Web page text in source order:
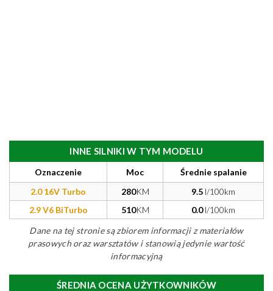
INNE SILNIKI W TYM MODELU
Oznaczenie Moc
Średnie spalanie
2.0 16V Turbo
280KM 9.5 l/100km
2.9 V6 BiTurbo
510KM 0.0l/100km
Dane na tej stronie są zbiorem informacji z materiałów
prasowych oraz warsztatów i stanowią jedynie wartość
informacyjną
ŚREDNIA OCENA UŻYTKOWNIKÓW